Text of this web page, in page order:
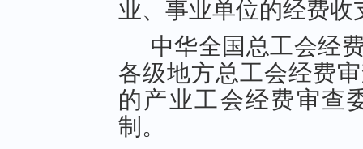
业、事业单位的经费
中华全国总工会经
各级地方总工会经费
的产业工会经费审查
制。